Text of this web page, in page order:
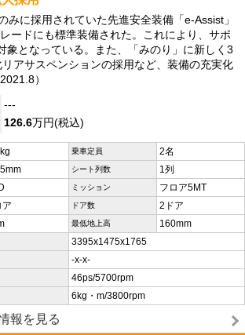
みに採用されていた先進安全装備「e-Assist」
ードにも標準装備された。これにより、サポ
象となっている。また、「みのり」に新しく3
アサスペンションの採用など、装備の充実化
）
---
126.6万円(税込)
乗車定員 2名
シート列数 1列
ミッション フロア5MT
ア ドア数 2ドア
最低地上高 160mm
3395x1475x1765
-x-x-
46ps/5700rpm
6kg・m/3800rpm
報を見る